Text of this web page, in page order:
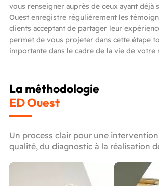
vous renseigner auprès de ceux ayant déjà
Ouest enregistre régulièrement les
clients acceptant de partager leur
permet de vous projeter dans cette étape
importante dans le cadre de la vie de votre
La méthodologie
ED Ouest
Un process clair pour une
qualité, du diagnostic à la réalisation